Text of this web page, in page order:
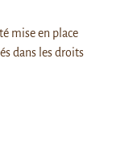
mise en place
dans les droits